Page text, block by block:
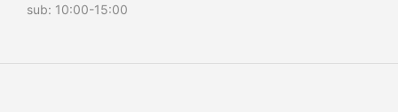
sub: 10:00-15:00